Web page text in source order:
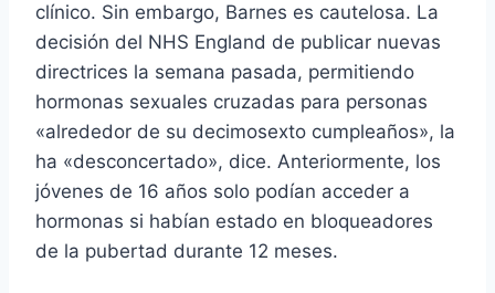
clínico. Sin embargo, Barnes es cautelosa. La
decisión del NHS England de publicar nuevas
directrices la semana pasada, permitiendo
hormonas sexuales cruzadas para personas
«alrededor de su decimosexto cumpleaños», la
ha «desconcertado», dice. Anteriormente, los
jóvenes de 16 años solo podían acceder a
hormonas si habían estado en bloqueadores
de la pubertad durante 12 meses.